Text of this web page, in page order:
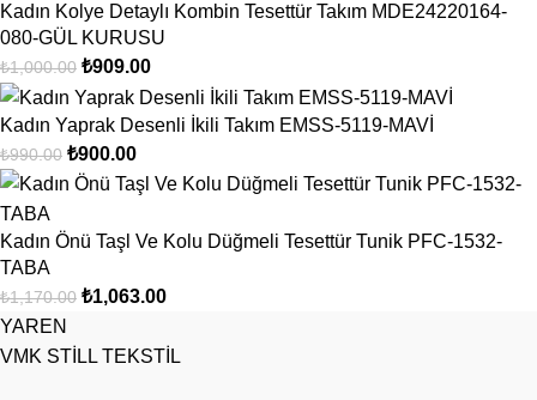
Kadın Kolye Detaylı Kombin Tesettür Takım MDE24220164-
080-GÜL KURUSU
₺1,000.00 ₺909.00
Kadın Yaprak Desenli İkili Takım EMSS-5119-MAVİ
₺990.00 ₺900.00
Kadın Önü Taşl Ve Kolu Düğmeli Tesettür Tunik PFC-1532-
TABA
₺1,170.00 ₺1,063.00
YAREN
VMK STİLL TEKSTİL